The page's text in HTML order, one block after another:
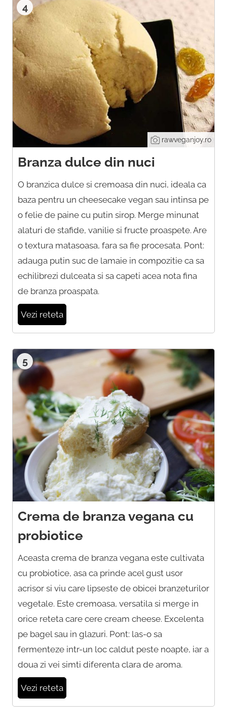
4
rawveganjoy.ro
Branza dulce din nuci
O branzica dulce si cremoasa din nuci, ideala ca
baza pentru un cheesecake vegan sau intinsa pe
o felie de paine cu putin sirop. Merge minunat
alaturi de stafide, vanilie si fructe proaspete. Are
o textura matasoasa, fara sa fie procesata. Pont:
adauga putin suc de lamaie in compozitie ca sa
echilibrezi dulceata si sa capeti acea nota fina
de branza proaspata.
Vezi reteta
5
Crema de branza vegana cu
probiotice
Aceasta crema de branza vegana este cultivata
cu probiotice, asa ca prinde acel gust usor
acrisor si viu care lipseste de obicei branzeturilor
vegetale. Este cremoasa, versatila si merge in
orice reteta care cere cream cheese. Excelenta
pe bagel sau in glazuri. Pont: las-o sa
fermenteze intr-un loc caldut peste noapte, iar a
doua zi vei simti diferenta clara de aroma.
Vezi reteta